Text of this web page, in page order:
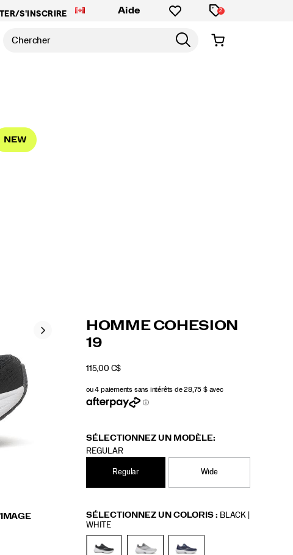
S'INSCRIRE Aide 2
Details
https://www.saucony.com/CA/fr_CA/
19/61247M.html
Saucony
61247M
Chaussures
mens
Neutral
Neutral
HOMMES
false
195021988991
HOMME COHESION
19
115,00 C$
SÉLECTIONNEZ UN MODÈLE:
REGULAR
Regular Wide
Variations
SÉLECTIONNEZ UN COLORIS : BLACK |
WHITE